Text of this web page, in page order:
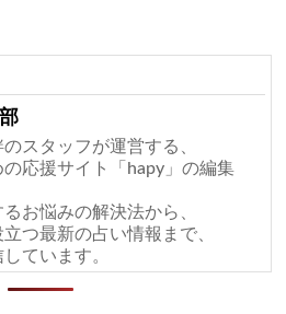
スタッフが運営する、
応援サイト「hapy」の編集
お悩みの解決法から、
つ最新の占い情報まで、
ています。